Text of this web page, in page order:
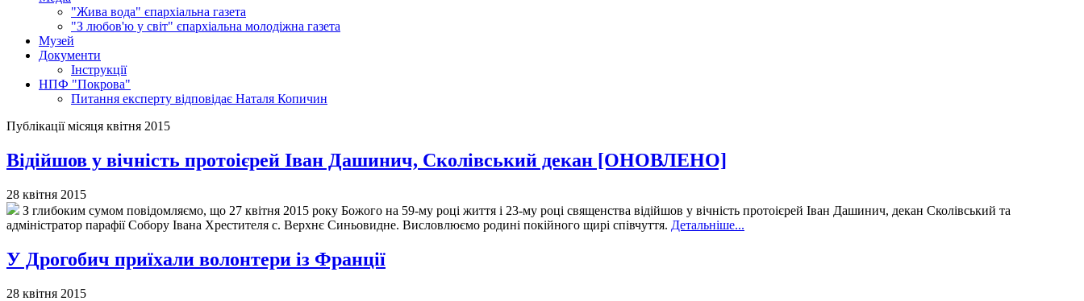
"Жива вода" єпархіальна газета
"З любов'ю у світ" єпархіальна молодіжна газета
Музей
Документи
Інструкції
НПФ "Покрова"
Питання експерту відповідає Наталя Копичин
Публікації місяця квітня 2015
Відійшов у вічність протоієрей Іван Дашинич, Сколівський декан [ОНОВЛЕНО]
28 квітня 2015
З глибоким сумом повідомляємо, що 27 квітня 2015 року Божого на 59-му році життя і 23-му році священства відійшов у вічність протоієрей Іван Дашинич, декан Сколівський та
адміністратор парафії Собору Івана Хрестителя с. Верхнє Синьовидне. Висловлюємо родині покійного щирі співчуття. Детальніше...
У Дрогобич приїхали волонтери із Франції
28 квітня 2015